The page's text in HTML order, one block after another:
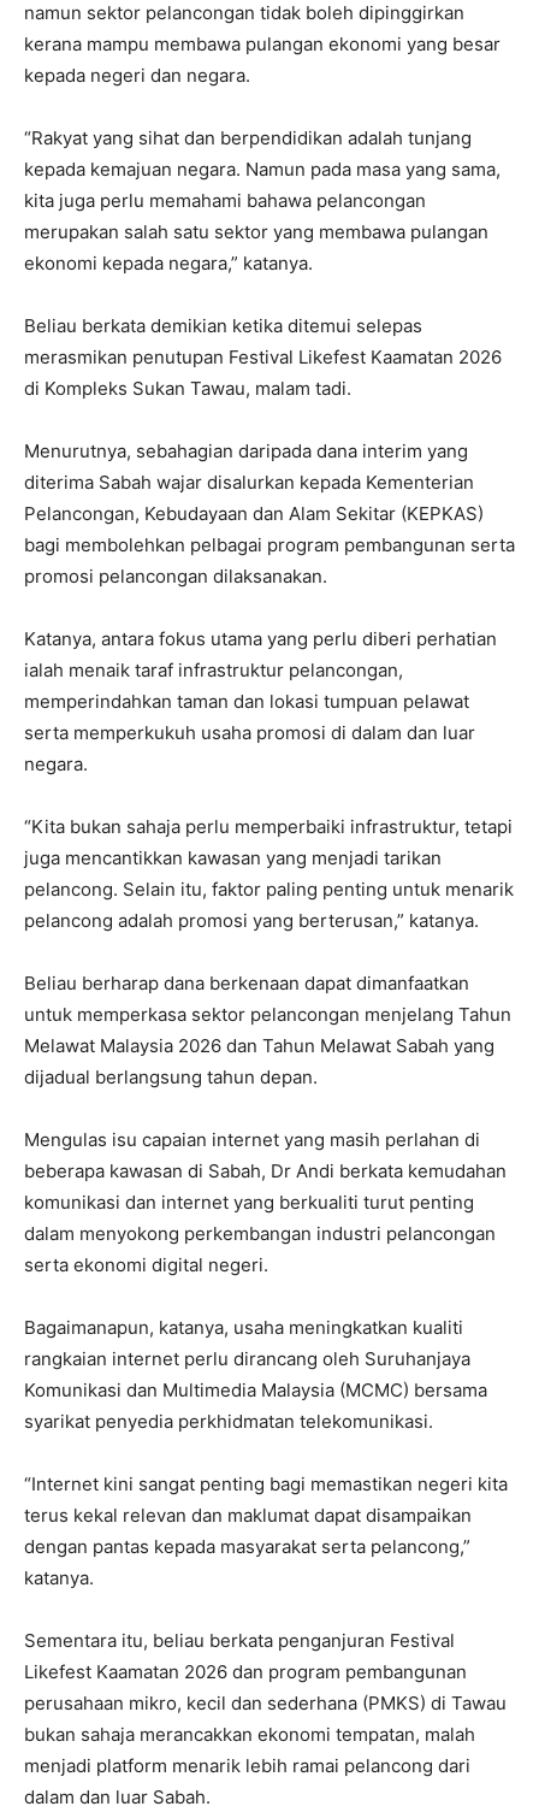
namun sektor pelancongan tidak boleh dipinggirkan
kerana mampu membawa pulangan ekonomi yang besar
kepada negeri dan negara.
“Rakyat yang sihat dan berpendidikan adalah tunjang
kepada kemajuan negara. Namun pada masa yang sama,
kita juga perlu memahami bahawa pelancongan
merupakan salah satu sektor yang membawa pulangan
ekonomi kepada negara,” katanya.
Beliau berkata demikian ketika ditemui selepas
merasmikan penutupan Festival Likefest Kaamatan 2026
di Kompleks Sukan Tawau, malam tadi.
Menurutnya, sebahagian daripada dana interim yang
diterima Sabah wajar disalurkan kepada Kementerian
Pelancongan, Kebudayaan dan Alam Sekitar (KEPKAS)
bagi membolehkan pelbagai program pembangunan serta
promosi pelancongan dilaksanakan.
Katanya, antara fokus utama yang perlu diberi perhatian
ialah menaik taraf infrastruktur pelancongan,
memperindahkan taman dan lokasi tumpuan pelawat
serta memperkukuh usaha promosi di dalam dan luar
negara.
“Kita bukan sahaja perlu memperbaiki infrastruktur, tetapi
juga mencantikkan kawasan yang menjadi tarikan
pelancong. Selain itu, faktor paling penting untuk menarik
pelancong adalah promosi yang berterusan,” katanya.
Beliau berharap dana berkenaan dapat dimanfaatkan
untuk memperkasa sektor pelancongan menjelang Tahun
Melawat Malaysia 2026 dan Tahun Melawat Sabah yang
dijadual berlangsung tahun depan.
Mengulas isu capaian internet yang masih perlahan di
beberapa kawasan di Sabah, Dr Andi berkata kemudahan
komunikasi dan internet yang berkualiti turut penting
dalam menyokong perkembangan industri pelancongan
serta ekonomi digital negeri.
Bagaimanapun, katanya, usaha meningkatkan kualiti
rangkaian internet perlu dirancang oleh Suruhanjaya
Komunikasi dan Multimedia Malaysia (MCMC) bersama
syarikat penyedia perkhidmatan telekomunikasi.
“Internet kini sangat penting bagi memastikan negeri kita
terus kekal relevan dan maklumat dapat disampaikan
dengan pantas kepada masyarakat serta pelancong,”
katanya.
Sementara itu, beliau berkata penganjuran Festival
Likefest Kaamatan 2026 dan program pembangunan
perusahaan mikro, kecil dan sederhana (PMKS) di Tawau
bukan sahaja merancakkan ekonomi tempatan, malah
menjadi platform menarik lebih ramai pelancong dari
dalam dan luar Sabah.